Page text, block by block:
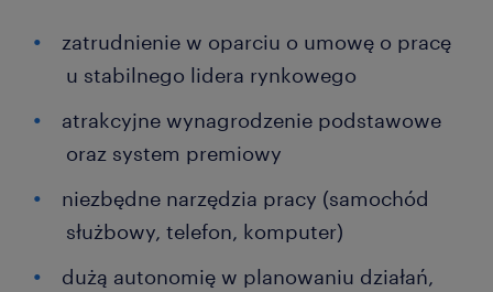
zatrudnienie w oparciu o umowę o pracę
u stabilnego lidera rynkowego
atrakcyjne wynagrodzenie podstawowe
oraz system premiowy
niezbędne narzędzia pracy (samochód
służbowy, telefon, komputer)
dużą autonomię w planowaniu działań,